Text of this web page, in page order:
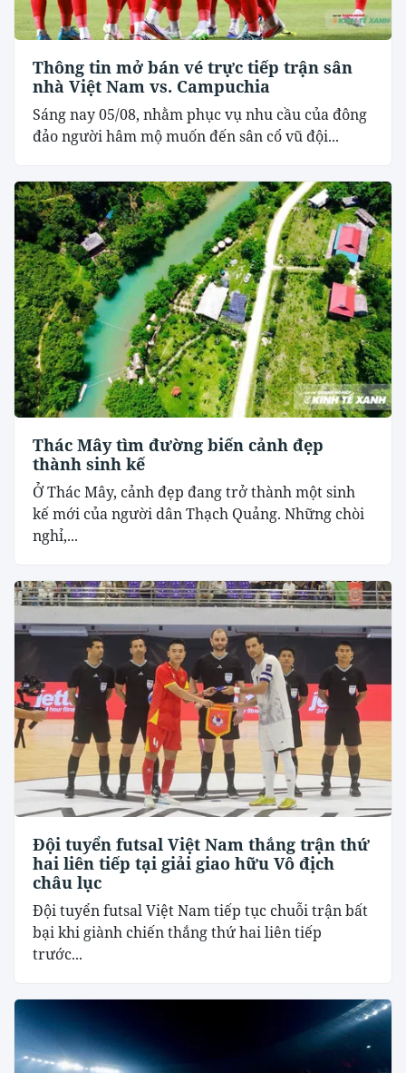
Thông tin mở bán vé trực tiếp trận sân
nhà Việt Nam vs. Campuchia
Sáng nay 05/08, nhằm phục vụ nhu cầu của đông
đảo người hâm mộ muốn đến sân cổ vũ đội...
Thác Mây tìm đường biến cảnh đẹp
thành sinh kế
Ở Thác Mây, cảnh đẹp đang trở thành một sinh
kế mới của người dân Thạch Quảng. Những chòi
nghỉ,...
Đội tuyển futsal Việt Nam thắng trận thứ
hai liên tiếp tại giải giao hữu Vô địch
châu lục
Đội tuyển futsal Việt Nam tiếp tục chuỗi trận bất
bại khi giành chiến thắng thứ hai liên tiếp
trước...